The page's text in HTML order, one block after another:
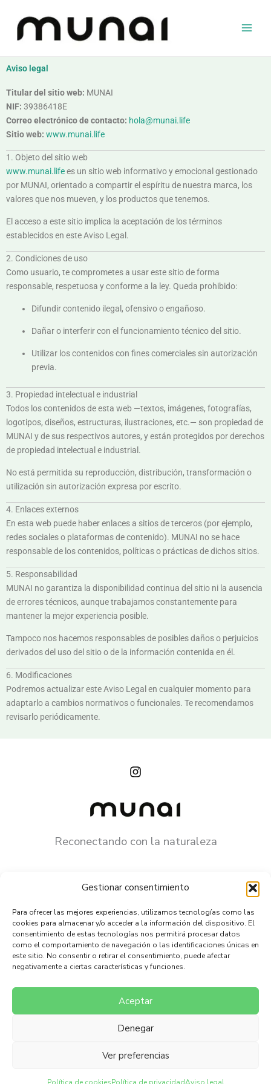
Gestionar consentimiento
Para ofrecer las mejores experiencias, utilizamos tecnologías como las
cookies para almacenar y/o acceder a la información del dispositivo. El
consentimiento de estas tecnologías nos permitirá procesar datos
como el comportamiento de navegación o las identificaciones únicas en
este sitio. No consentir o retirar el consentimiento, puede afectar
negativamente a ciertas características y funciones.
Aceptar
Denegar
Ver preferencias
contenido
Aviso legal
Titular del sitio web: MUNAI
NIF: 39386418E
Correo electrónico de contacto: hola@munai.life
Sitio web: www.munai.life
1. Objeto del sitio web
www.munai.lifees un sitio web informativo y emocional gestionado
por MUNAI, orientado a compartir el espíritu de nuestra marca, los
valores que nos mueven, y los productos que tenemos.
El acceso a este sitio implica la aceptación de los términos
establecidos en este Aviso Legal.
2. Condiciones de uso
Como usuario, te comprometes a usar este sitio de forma
responsable, respetuosa y conforme a la ley. Queda prohibido:
Difundir contenido ilegal, ofensivo o engañoso.
Dañar o interferir con el funcionamiento técnico del sitio.
Utilizar los contenidos con fines comerciales sin autorización
previa.
3. Propiedad intelectual e industrial
Todos los contenidos de esta web —textos, imágenes, fotografías,
logotipos, diseños, estructuras, ilustraciones, etc.— son propiedad de
MUNAI y de sus respectivos autores, y están protegidos por derechos
de propiedad intelectual e industrial.
No está permitida su reproducción, distribución, transformación o
utilización sin autorización expresa por escrito.
4. Enlaces externos
En esta web puede haber enlaces a sitios de terceros (por ejemplo,
redes sociales o plataformas de contenido). MUNAI no se hace
responsable de los contenidos, políticas o prácticas de dichos sitios.
5. Responsabilidad
MUNAI no garantiza la disponibilidad continua del sitio ni la ausencia
de errores técnicos, aunque trabajamos constantemente para
mantener la mejor experiencia posible.
Tampoco nos hacemos responsables de posibles daños o perjuicios
derivados del uso del sitio o de la información contenida en él.
6. Modificaciones
Podremos actualizar este Aviso Legal en cualquier momento para
adaptarlo a cambios normativos o funcionales. Te recomendamos
revisarlo periódicamente.
Reconectando con la naturaleza
Política de cookies (UE)
Política de privacidad